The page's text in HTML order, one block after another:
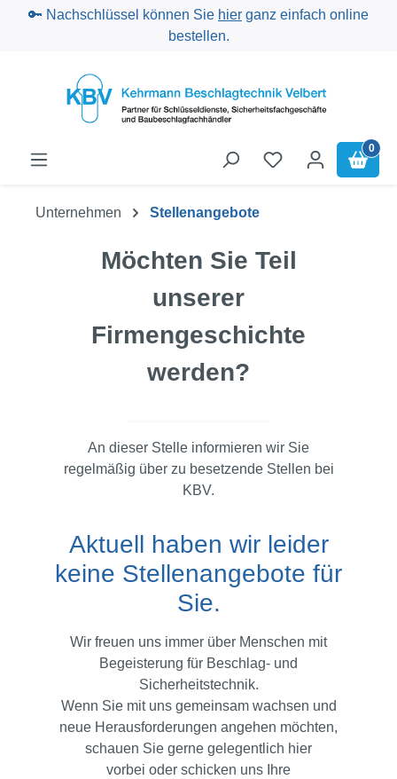
Zum Hauptinhalt springen
🔑 Nachschlüssel können Sie hier ganz einfach online
bestellen.
0
Unternehmen Stellenangebote
Möchten Sie Teil
unserer
Firmengeschichte
werden?
An dieser Stelle informieren wir Sie
regelmäßig über zu besetzende Stellen bei
KBV.
Aktuell haben wir leider
keine Stellenangebote für
Sie.
Wir freuen uns immer über Menschen mit
Begeisterung für Beschlag- und
Sicherheitstechnik.
Wenn Sie mit uns gemeinsam wachsen und
neue Herausforderungen angehen möchten,
schauen Sie gerne gelegentlich hier
vorbei oder schicken uns Ihre